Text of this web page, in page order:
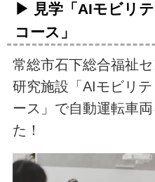
▶ 見学「AIモビリ
コース」
常総市石下総合福祉セ
研究施設「AIモビリ
ース」で自動運転車
た！